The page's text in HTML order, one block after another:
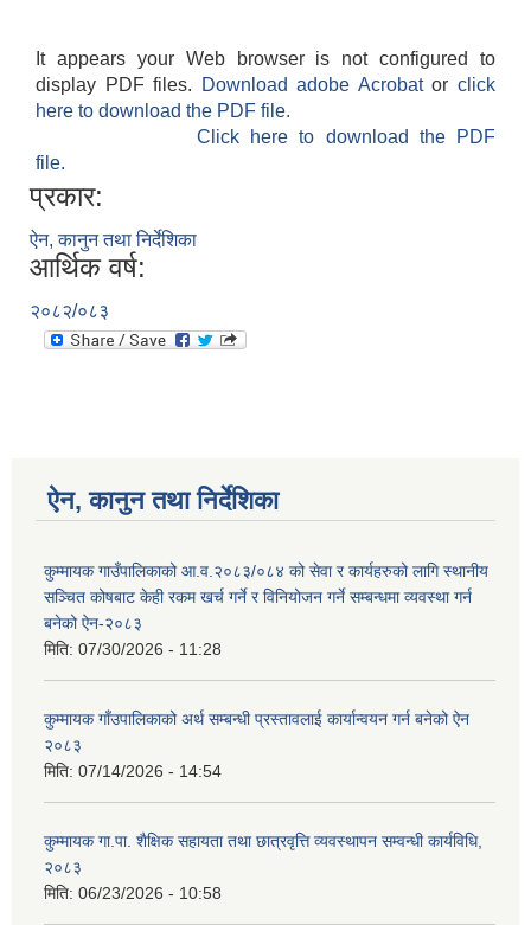
It appears your Web browser is not configured to
display PDF files.
Download adobe Acrobatorclick
here to download the PDF file.
Click here to download the PDF
file.
प्रकार:
ऐन, कानुन तथा निर्देशिका
आर्थिक वर्ष:
२०८२/०८३
ऐन, कानुन तथा निर्देशिका
कुम्मायक गाउँपालिकाको आ.व.२०८३/०८४ को सेवा र कार्यहरुको लागि स्थानीय
सञ्चित कोषबाट केही रकम खर्च गर्ने र विनियोजन गर्ने सम्बन्धमा व्यवस्था गर्न
बनेको ऐन-२०८३
मिति: 07/30/2026 - 11:28
कुम्मायक गाँउपालिकाको अर्थ सम्बन्धी प्रस्तावलाई कार्यान्वयन गर्न बनेको ऐन
२०८३
मिति: 07/14/2026 - 14:54
कुम्मायक गा.पा. शैक्षिक सहायता तथा छात्रवृत्ति व्यवस्थापन सम्वन्धी कार्यविधि,
२०८३
मिति: 06/23/2026 - 10:58